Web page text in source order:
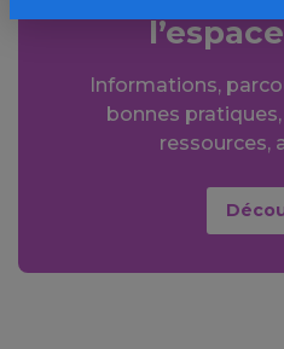
Informations,
bonnes pratiques,
ressources,